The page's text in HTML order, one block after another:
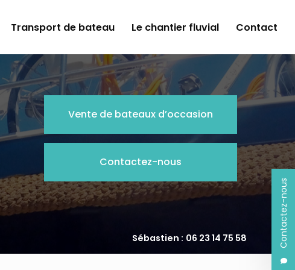
Contactez-nous
Transport de bateau Le chantier fluvial Contact
Vente de bateaux d’occasion
Contactez-nous
Sébastien : 06 23 14 75 58